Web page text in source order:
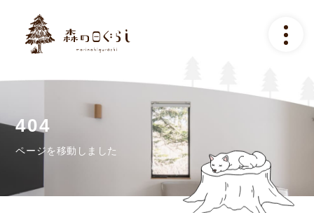
コンセプト
施設のご案内
アクセス
ページを移動しました